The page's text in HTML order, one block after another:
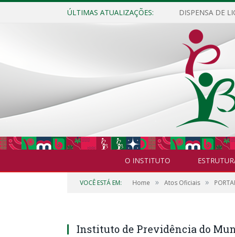
ÚLTIMAS ATUALIZAÇÕES:
O INSTITUTO
VOCÊ ESTÁ EM: Home » Atos Oficiais »
Instituto de Previdência do